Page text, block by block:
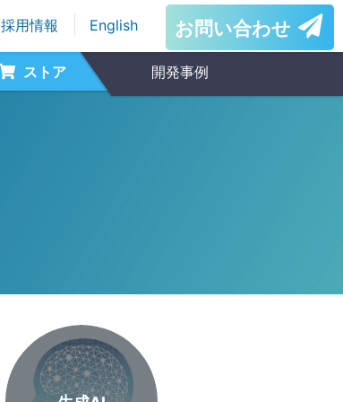
採用情報 English お問い合わせ
ストア 開発事例